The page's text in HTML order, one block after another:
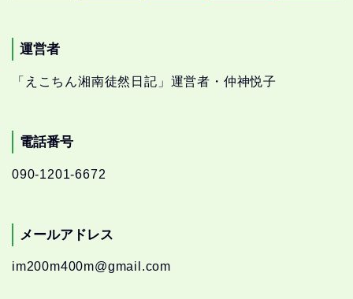
運営者
「えこちん湘南徒然日記」運営者・仲神悦子
電話番号
090-1201-6672
メールアドレス
im200m400m@gmail.com